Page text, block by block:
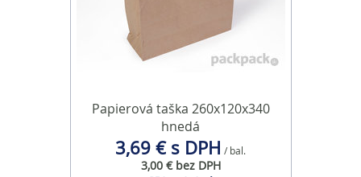
Papierová taška 260x120x340
hnedá
3,69 € s DPH / bal.
3,00 € bez DPH